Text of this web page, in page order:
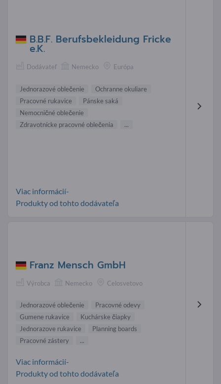
B.B.F. Berufsbekleidung Fricke
e.K.
Dodávateľ Nemecko Európa
Jednorazové oblečenie
Ochranne okuliare
Pracovné rukavice
Pánske saká
Nemocničné oblečenie
Zdravotnícke pracovné oblečenia
...
Viac informácií-
Produkty od tohto dodávateľa
Franz Mensch GmbH
Výrobca Nemecko Celosvetovo
Jednorazové oblečenie
Pracovné odevy
Gumene rukavice
Kuchárske čiapky
Jednorazove rukavice
Planning boards
Pracovné zástery
...
Viac informácií-
Produkty od tohto dodávateľa